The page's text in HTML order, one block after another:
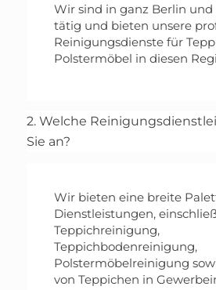
Wir sind in ganz Berlin
tätig und bieten unsere
Reinigungsdienste für
Polstermöbel in diesen
2. Welche
Sie an?
Wir bieten eine breite
Dienstleistungen,
Teppichreinigung,
Teppichbodenreinigung,
Polstermöbelreinigung
von Teppichen in